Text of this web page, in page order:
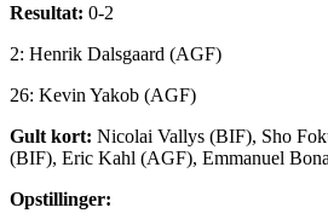
Resultat: 0-2
2: Henrik Dalsgaard (AGF)
26: Kevin Yakob (AGF)
Gult kort: Nicolai Vallys (BIF), Sho
(BIF), Eric Kahl (AGF), Emmanuel
Opstillinger: